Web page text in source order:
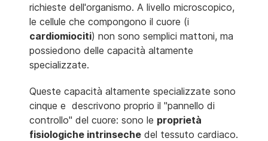
richieste dell'organismo. A livello microscopico,
le cellule che compongono il cuore (i
cardiomiociti) non sono semplici mattoni, ma
possiedono delle capacità altamente
specializzate.
Queste capacità altamente specializzate sono
cinque e descrivono proprio il "pannello di
controllo" del cuore: sono le proprietà
fisiologiche intrinseche del tessuto cardiaco.